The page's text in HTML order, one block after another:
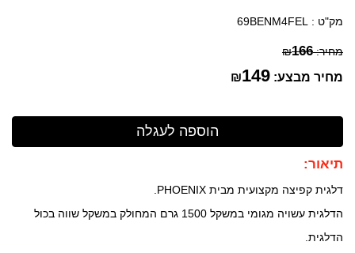
מק"ט : 69BENM4FEL
מחיר: ₪166
מחיר מבצע: ₪149
תיאור:
דלגית קפיצה מקצועית מבית PHOENIX.
הדלגית עשויה מגומי במשקל 1500 גרם המחולק במשקל שווה בכול
הדלגית.